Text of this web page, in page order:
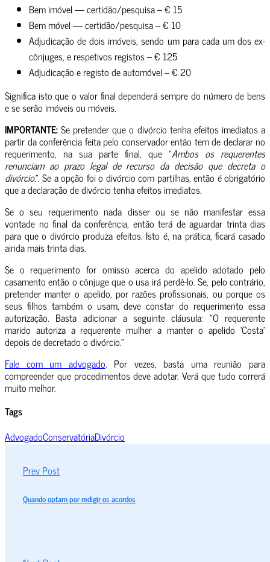
Bem imóvel — certidão/pesquisa – € 15
Bem móvel — certidão/pesquisa – € 10
Adjudicação de dois imóveis, sendo um para cada um dos ex-
cônjuges, e respetivos registos – € 125
Adjudicação e registo de automóvel – € 20
Significa isto que o valor final dependerá sempre do número de bens
e se serão imóveis ou móveis.
IMPORTANTE:Se pretender que o divórcio tenha efeitos imediatos a
partir da conferência feita pelo conservador então tem de declarar no
requerimento, na sua parte final, que “Ambos os requerentes
renunciam ao prazo legal de recurso da decisão que decreta o
divórcio.”. Se a opção foi o divórcio com partilhas, então é obrigatório
que a declaração de divórcio tenha efeitos imediatos.
Se o seu requerimento nada disser ou se não manifestar essa
vontade no final da conferência, então terá de aguardar trinta dias
para que o divórcio produza efeitos. Isto é, na prática, ficará casado
ainda mais trinta dias.
Se o requerimento for omisso acerca do apelido adotado pelo
casamento então o cônjuge que o usa irá perdê-lo. Se, pelo contrário,
pretender manter o apelido, por razões profissionais, ou porque os
seus filhos também o usam, deve constar do requerimento essa
autorização. Basta adicionar a seguinte cláusula: “O requerente
marido autoriza a requerente mulher a manter o apelido ‘Costa’
depois de decretado o divórcio.”
Fale com um advogado. Por vezes, basta uma reunião para
compreender que procedimentos deve adotar. Verá que tudo correrá
muito melhor.
Tags
AdvogadoConservatóriaDivórcio
Prev Post
Quando optam por redigir os acordos